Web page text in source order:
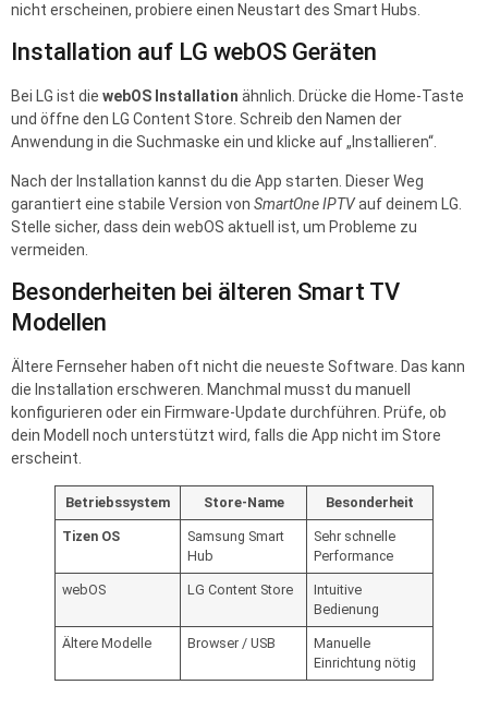
nicht erscheinen, probiere einen Neustart des Smart Hubs.
Installation auf LG webOS Geräten
Bei LG ist die webOS Installation ähnlich. Drücke die Home-Taste
und öffne den LG Content Store. Schreib den Namen der
Anwendung in die Suchmaske ein und klicke auf „Installieren“.
Nach der Installation kannst du die App starten. Dieser Weg
garantiert eine stabile Version von SmartOne IPTVauf deinem LG.
Stelle sicher, dass dein webOS aktuell ist, um Probleme zu
vermeiden.
Besonderheiten bei älteren Smart TV
Modellen
Ältere Fernseher haben oft nicht die neueste Software. Das kann
die Installation erschweren. Manchmal musst du manuell
konfigurieren oder ein Firmware-Update durchführen. Prüfe, ob
dein Modell noch unterstützt wird, falls die App nicht im Store
erscheint.
Betriebssystem Store-Name Besonderheit
Tizen OS
Samsung Smart
Hub
Sehr schnelle
Performance
webOS LG Content Store
Intuitive
Bedienung
Ältere Modelle Browser / USB
Manuelle
Einrichtung nötig